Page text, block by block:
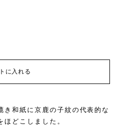
に入れる
き和紙に京鹿の子紋の代表的な
どこしました。